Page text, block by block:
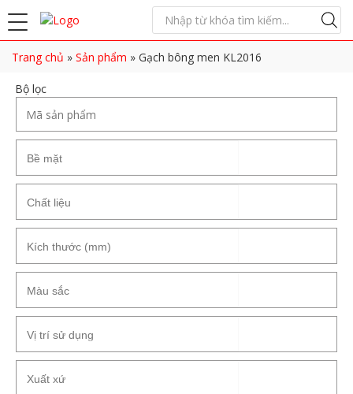
Trang chủ » Sản phẩm » Gạch bông men KL2016
Bộ lọc